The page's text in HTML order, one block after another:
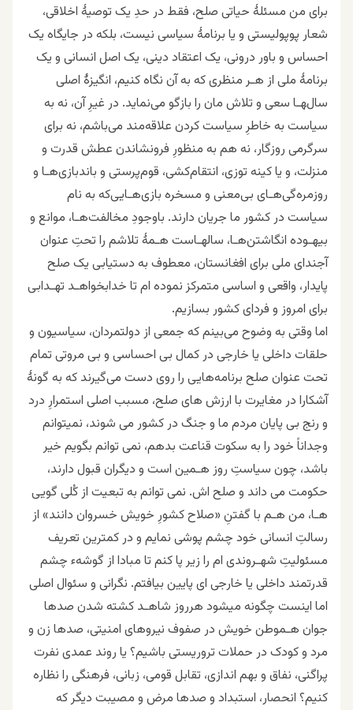
براى من مسئلهٔ حیاتى صلح، فقط در حدِ یک توصیۀ اخلاقى،
شعار پوپولیستى و یا برنامۀ سیاسى نیست، بلکه در جایگاه یک
احساس و باور درونى، یک اعتقاد دینى، یک اصل انسانى و یک
برنامۀ ملى از هـر منظرى که به آن نگاه کنیم، انگیزهٔ اصلى
سا‌ل‌‍هـا سعى و تلاش مان را بازگو می‌نماید. در غیرِ آن، نه به
سیاست به خاطرِ سیاست کردن علاقه‌مند می‌باشم، نه براى
سرگرمى روزگار، نه هم به منظورِ فرونشاندن عطش قدرت و
منزلت، و یا کینه توزى، انتقام‌کشى، قوم‌پرستى و باندبازى‌هـا و
روزمره‌گى‌هـاى بى‌معنى و مسخره بازى‌هـایى‌‌که به نام
سیاست در کشور ما جریان دارند. باوجودِ مخالفت‌هـا، موانع و
بیهـوده انگاشتن‌هـا، سالهـاست هـمهٔ تلاشم را تحتِ عنوان
آجنداى ملى براى افغانستان، معطوف به دستیابى یک صلح
پایدار، واقعى و اساسى متمرکز نموده ام تا خدابخواهـد تهـدابى
براى امروز و فرداى کشور بسازیم.
اما وقتى به وضوح می‌بینم که جمعى از دولتمردان، سیاسیون و
حلقات داخلى یا خارجى در کمال بى احساسى و بى مروتى تمام
تحت عنوان صلح برنامه‌هایى را روی دست می‌گیرند که به گونۀ
آشکارا در مغایرت با ارزش های صلح، مسبب اصلى استمرارِ درد
و رنج بى پایان مردم ما و جنگ در کشور می شوند، نمیتوانم
وجداناً خود را به سکوت قناعت بدهم، نمی توانم بگویم خیر
باشد، چون سیاستِ روز هـمین است و دیگران قبول دارند،
حکومت می داند و صلح اش. نمی توانم به تبعیت از کُلی گویى
هـا، من هـم با گفتنِ «صلاح کشورِ خویش خسروان دانند» از
رسالتِ انسانی خود چشم پوشی نمایم و در کمترین تعریف
مسئولیتِ شهـروندى ام را زیر پا کنم تا مبادا از گوشهء چشم
قدرتمند داخلى یا خارجى اى پایین بیافتم. نگرانى و سئوال اصلى
اما اینست چگونه میشود هرروز شاهـد کشته شدن صدها
جوان هـموطن خویش در صفوف نیروهای امنیتی، صدها زن و
مرد و کودک در حملات تروریستى باشیم؟ یا روند عمدى نفرت
پراگنى، نفاق و بهم اندازی، تقابل قومی، زبانی، فرهنگی را نظاره
کنیم؟ انحصار، استبداد و صدها مرض و مصیبت دیگر که